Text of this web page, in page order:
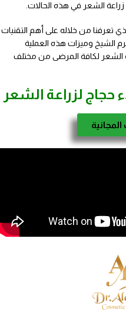
زراعة الشعر في هذه الحالات.
تعرفنا من خلاله على أهم التقنيات
الشيخ وميزات هذه العملية
الشعر لكافة المرضى من مختلف
حجاج لزراعة الشعر